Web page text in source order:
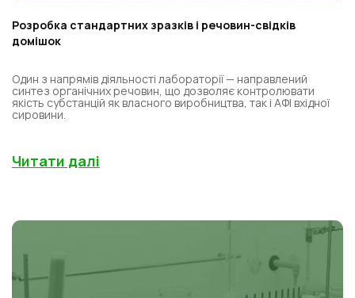
Розробка стандартних зразків і речовин-свідків
домішок
Один з напрямів діяльності лабораторії — направлений
синтез органічних речовин, що дозволяє контролювати
якість субстанцій як власного виробництва, так і АФІ вхідної
сировини.
Читати далі